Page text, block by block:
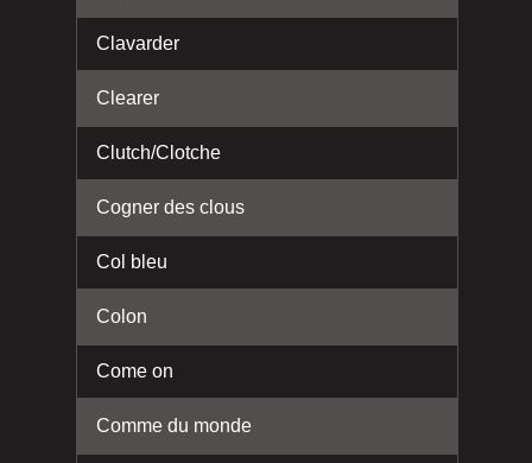
Clavarder
Clearer
Clutch/Clotche
Cogner des clous
Col bleu
Colon
Come on
Comme du monde